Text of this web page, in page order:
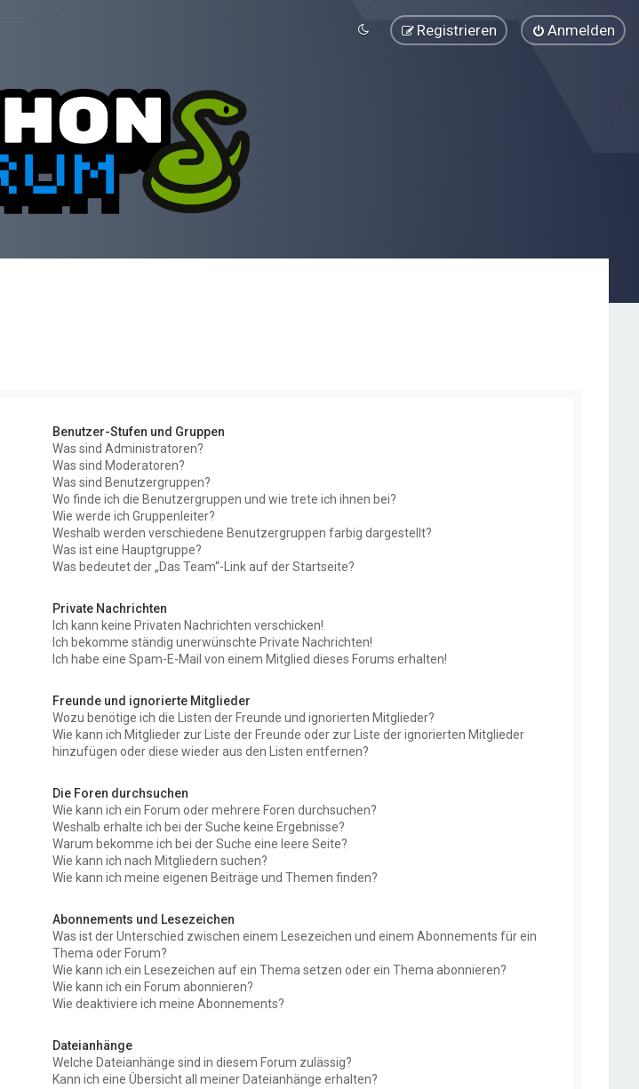
Anmelden
Registrieren
Benutzer-Stufen und Gruppen
Was sind Administratoren?
Was sind Moderatoren?
Was sind Benutzergruppen?
Wo finde ich die Benutzergruppen und wie trete ich ihnen bei?
Wie werde ich Gruppenleiter?
Weshalb werden verschiedene Benutzergruppen farbig dargestellt?
Was ist eine Hauptgruppe?
Was bedeutet der „Das Team“-Link auf der Startseite?
Private Nachrichten
Ich kann keine Privaten Nachrichten verschicken!
Ich bekomme ständig unerwünschte Private Nachrichten!
Ich habe eine Spam-E-Mail von einem Mitglied dieses Forums erhalten!
Freunde und ignorierte Mitglieder
Wozu benötige ich die Listen der Freunde und ignorierten Mitglieder?
Wie kann ich Mitglieder zur Liste der Freunde oder zur Liste der ignorierten Mitglieder
hinzufügen oder diese wieder aus den Listen entfernen?
Die Foren durchsuchen
Wie kann ich ein Forum oder mehrere Foren durchsuchen?
Weshalb erhalte ich bei der Suche keine Ergebnisse?
Warum bekomme ich bei der Suche eine leere Seite?
Wie kann ich nach Mitgliedern suchen?
Wie kann ich meine eigenen Beiträge und Themen finden?
Abonnements und Lesezeichen
Was ist der Unterschied zwischen einem Lesezeichen und einem Abonnements für ein
Thema oder Forum?
Wie kann ich ein Lesezeichen auf ein Thema setzen oder ein Thema abonnieren?
Wie kann ich ein Forum abonnieren?
Wie deaktiviere ich meine Abonnements?
Dateianhänge
Welche Dateianhänge sind in diesem Forum zulässig?
Kann ich eine Übersicht all meiner Dateianhänge erhalten?